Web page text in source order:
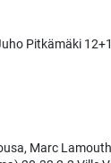
Pitkämäki
Marc